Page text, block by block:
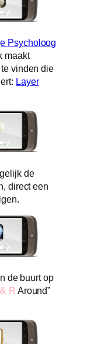
Psycholoog
maakt
vinden die
Layer
de
direct een
de buurt op
& R Around”